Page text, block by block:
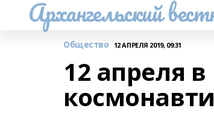
Архангельский
Общество 12 АПРЕЛЯ 2019, 09:31
12 апреля